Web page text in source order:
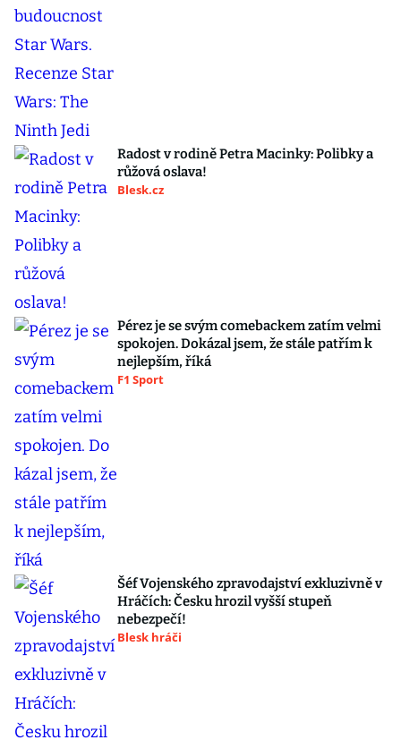
Radost v rodině Petra Macinky: Polibky a
růžová oslava!
Blesk.cz
Pérez je se svým comebackem zatím velmi
spokojen. Dokázal jsem, že stále patřím k
nejlepším, říká
F1 Sport
Šéf Vojenského zpravodajství exkluzivně v
Hráčích: Česku hrozil vyšší stupeň
nebezpečí!
Blesk hráči